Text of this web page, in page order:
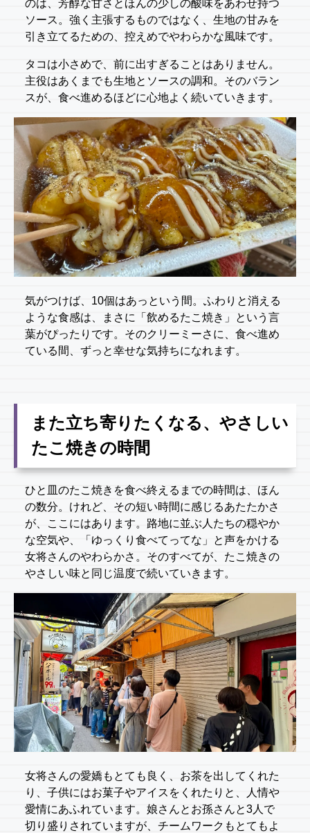
のは、芳醇な甘さとほんの少しの酸味をあわせ持つ
ソース。強く主張するものではなく、生地の甘みを
引き立てるための、控えめでやわらかな風味です。
タコは小さめで、前に出すぎることはありません。
主役はあくまでも生地とソースの調和。そのバラン
スが、食べ進めるほどに心地よく続いていきます。
気がつけば、10個はあっという間。ふわりと消える
ような食感は、まさに「飲めるたこ焼き」という言
葉がぴったりです。そのクリーミーさに、食べ進め
ている間、ずっと幸せな気持ちになれます。
また立ち寄りたくなる、やさしい
たこ焼きの時間
ひと皿のたこ焼きを食べ終えるまでの時間は、ほん
の数分。けれど、その短い時間に感じるあたたかさ
が、ここにはあります。路地に並ぶ人たちの穏やか
な空気や、「ゆっくり食べてってな」と声をかける
女将さんのやわらかさ。そのすべてが、たこ焼きの
やさしい味と同じ温度で続いていきます。
女将さんの愛嬌もとても良く、お茶を出してくれた
り、子供にはお菓子やアイスをくれたりと、人情や
愛情にあふれています。娘さんとお孫さんと3人で
切り盛りされていますが、チームワークもとてもよ